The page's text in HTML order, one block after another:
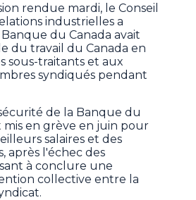
rendue mardi, le Conseil
industrielles a
du Canada avait
du travail du Canada en
sous-traitants et aux
syndiqués pendant
de la Banque du
mis en grève en juin pour
salaires et des
après l'échec des
à conclure une
collective entre la